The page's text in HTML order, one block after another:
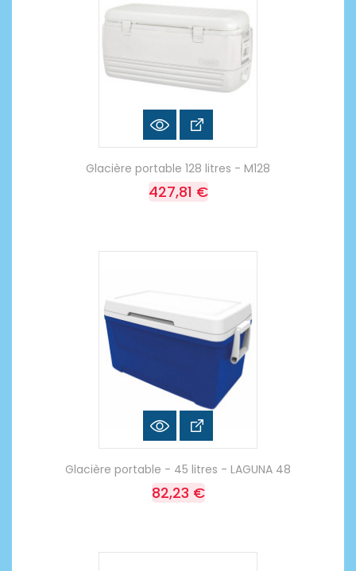
Glacière portable 128 litres - M128
427,81 €
Glacière portable - 45 litres - LAGUNA 48
82,23 €